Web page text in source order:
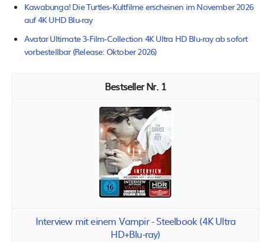
Kawabunga! Die Turtles-Kultfilme erscheinen im November 2026
auf 4K UHD Blu-ray
Avatar Ultimate 3-Film-Collection 4K Ultra HD Blu-ray ab sofort
vorbestellbar (Release: Oktober 2026)
1
Interview mit einem Vampir - Steelbook (4K Ultra
HD+Blu-ray)